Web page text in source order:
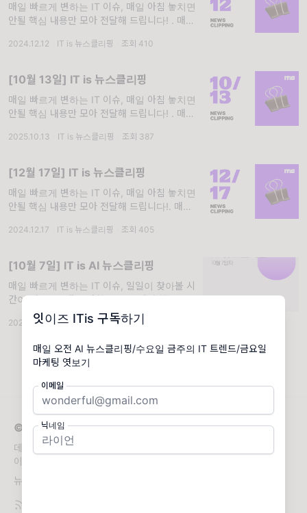
잇이즈 ITis 구독하기
매일 오전 AI 뉴스클리핑/수요일 금주의 IT 트렌드/금요일
마케팅 엿보기
이메일
닉네임
매일 빠르게 변하는 IT 이슈, 매일 아침 놓치면
안될 핵심 내용만 모아 전달해 드립니다! . 매일
없다면? 매일 아침 놓치면 안될 핵심 내용만 모
형 AI를 활용해 작성되며, 에
2024.12.12 IT is 뉴스클리핑 조회 410
[10월 13일] IT is 뉴스클리핑
매일 빠르게 변하는 IT 이슈, 매일 아침 놓치면
안될 핵심 내용만 모아 전달해 드립니다! . 매일
없다면? 매일 아침 놓치면 안될 핵심 내용만 모
형 AI를 활용해 작성되며, 에
2025.10.13 IT is 뉴스클리핑 조회 387
[12월 17일] IT is 뉴스클리핑
매일 빠르게 변하는 IT 이슈, 매일 아침 놓치면
안될 핵심 내용만 모아 전달해 드립니다!. 매일
없다면? 매일 아침 놓치면 안될 핵심 내용만 모
형 AI를 활용해 작성되며, 에
2024.12.17 IT is 뉴스클리핑 조회 405
[10월 7일] IT is AI 뉴스클리핑
매일 빠르게 변하는 IT 이슈, 일일이 찾아볼 시
간이 없다면? 매일 아침 놓치면 안될 핵심 내용
만 모아 전달해 드립니다!. 매일 빠르게 변하는
IT 이슈, 일일이 찾아볼 시간이 없다면? 매일
립니다! *[AI 뉴스클리핑]은 생성형 AI를...
2024.10.07 · IT is 뉴스클리핑 · 조회 354
© 2026 잇이즈 ITis
데일리 뉴스클리핑부터 핫한 IT 트렌드와 마케팅 레퍼런스까지, IT
이슈의 모든 것을 전하는 잇이즈입니다.
뉴스레터 문의